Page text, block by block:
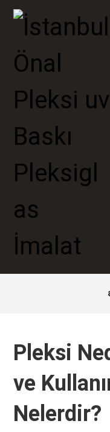
Pleksi
ve
Nelerdir?